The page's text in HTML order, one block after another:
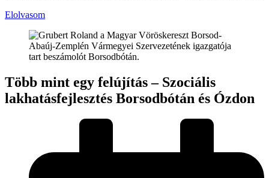
Elolvasom
Több mint egy felújítás – Szociális
lakhatásfejlesztés Borsodbótán és Ózdon